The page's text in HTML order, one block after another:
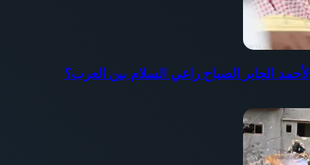
الجابر الصباح راعي السلام بين العرب؟